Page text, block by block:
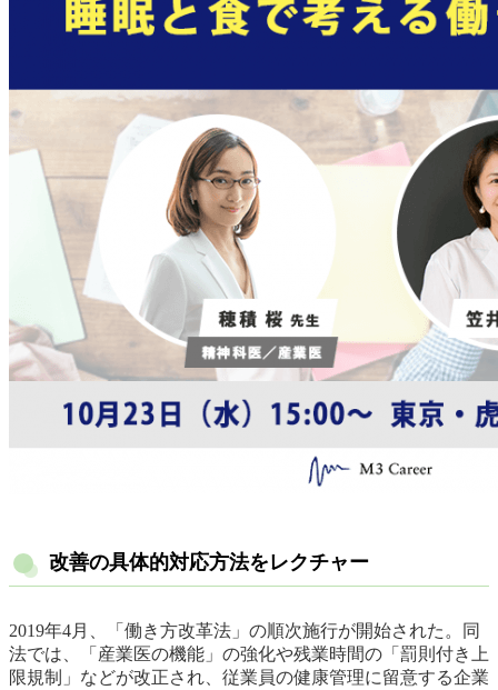
改善の具体的対応方法をレクチャー
2019年4月、「働き方改革法」の順次施行が開始された。同
法では、「産業医の機能」の強化や残業時間の「罰則付き上
限規制」などが改正され、従業員の健康管理に留意する企業